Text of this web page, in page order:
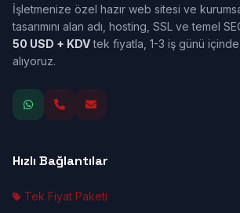
İşletmenize özel hazır web sitesi ve
tasarımını alan adı, hosting, SSL ve temel
50 USD + KDVtek fiyatla, 1-3 iş günü içinde
alıyoruz.
Hızlı Bağlantılar
Tek Fiyat Paketi